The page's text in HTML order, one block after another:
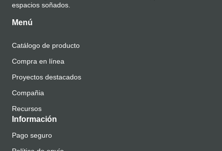
espacios soñados.
Menú
Catálogo de producto
Compra en línea
Proyectos destacados
Compañia
Recursos
Información
Pago seguro